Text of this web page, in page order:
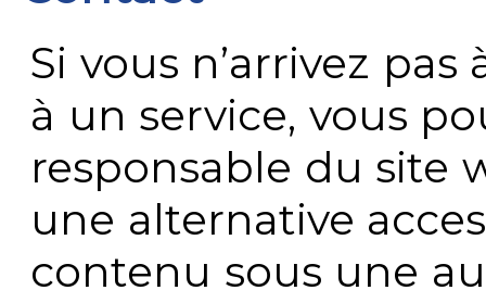
Si vous n’arrivez
à un service, vous
responsable du site
une alternative
contenu sous une